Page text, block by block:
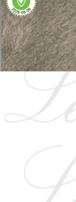
HUNDKLÄDER,